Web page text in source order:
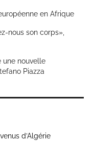
en Afrique
nous son corps»,
une nouvelle
Piazza
d’Algérie